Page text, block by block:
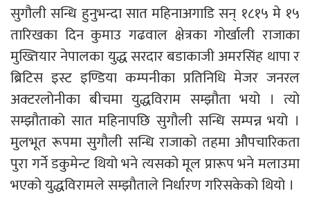
सुगौली सन्धि हुनुभन्दा सात महिनाअगाडि सन् १८१५ मे १५
तारिखका दिन कुमाउ गढवाल क्षेत्रका गोर्खाली राजाका
मुख्तियार नेपालका युद्ध सरदार बडाकाजी अमरसिंह थापा र
ब्रिटिस इस्ट इण्डिया कम्पनीका प्रतिनिधि मेजर जनरल
अक्टरलोनीका बीचमा युद्धविराम सम्झौता भयो । त्यो
सम्झौताको सात महिनापछि सुगौली सन्धि सम्पन्न भयो ।
मुलभूत रूपमा सुगौली सन्धि राजाको तहमा औपचारिकता
पुरा गर्ने डकुमेन्ट थियो भने त्यसको मूल प्रारूप भने मलाउमा
भएको युद्धविरामले सम्झौताले निर्धारण गरिसकेको थियो ।